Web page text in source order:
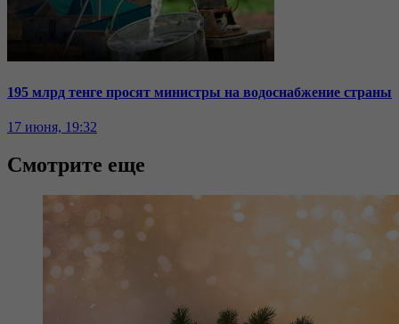
195 млрд тенге просят министры на водоснабжение страны
17 июня, 19:32
Смотрите еще